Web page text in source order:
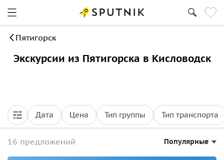
Пятигорск
Экскурсии из Пятигорска в Кисловодск
Дата Цена Тип группы Тип транспорта
16 предложений Популярные